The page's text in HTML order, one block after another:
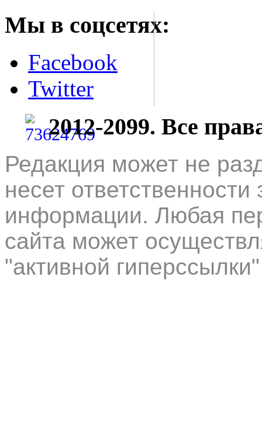
Мы в соцсетях:
Facebook
Twitter
2012-2099. Все
Редакция может не
несет
информации. Любая
сайта может
"активной